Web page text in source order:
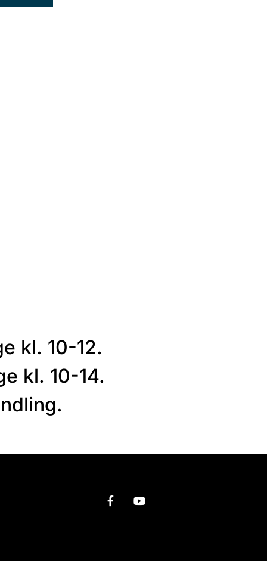
kl. 10-12.
kl. 10-14.